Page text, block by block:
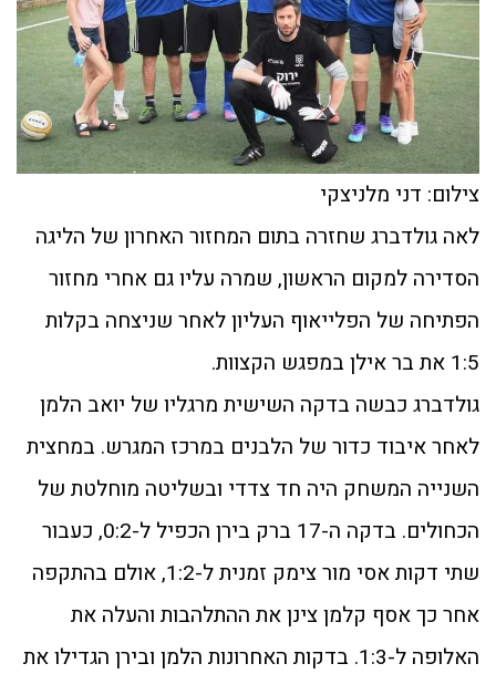
צילום: דני מלניצקי
לאה גולדברג שחזרה בתום המחזור האחרון של הליגה
הסדירה למקום הראשון, שמרה עליו גם אחרי מחזור
הפתיחה של הפלייאוף העליון לאחר שניצחה בקלות
1:5 את בר אילן במפגש הקצוות.
גולדברג כבשה בדקה השישית מרגליו של יואב הלמן
לאחר איבוד כדור של הלבנים במרכז המגרש. במחצית
השנייה המשחק היה חד צדדי ובשליטה מוחלטת של
הכחולים. בדקה ה-17 ברק בירן הכפיל ל-0:2, כעבור
שתי דקות אסי מור צימק זמנית ל-1:2, אולם בהתקפה
אחר כך אסף קלמן צינן את ההתלהבות והעלה את
האלופה ל-1:3. בדקות האחרונות הלמן ובירן הגדילו את